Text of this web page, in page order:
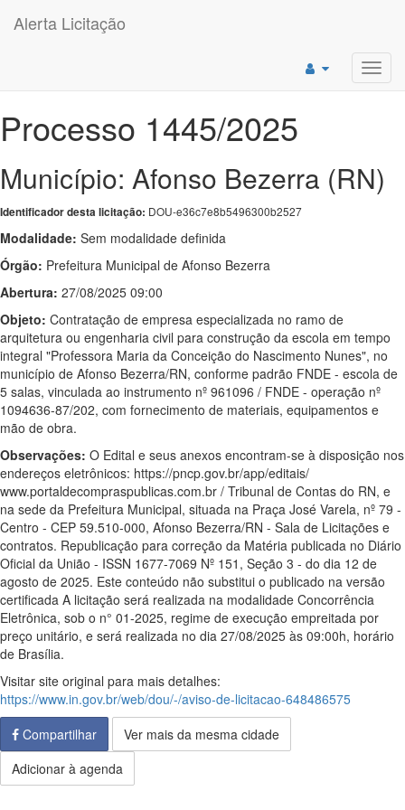
Alerta Licitação
Processo 1445/2025
Município: Afonso Bezerra (RN)
Identificador desta licitação: DOU-e36c7e8b5496300b2527
Modalidade: Sem modalidade definida
Órgão: Prefeitura Municipal de Afonso Bezerra
Abertura: 27/08/2025 09:00
Objeto: Contratação de empresa especializada no ramo de
arquitetura ou engenharia civil para construção da escola em tempo
integral "Professora Maria da Conceição do Nascimento Nunes", no
município de Afonso Bezerra/RN, conforme padrão FNDE - escola de
5 salas, vinculada ao instrumento nº 961096 / FNDE - operação nº
1094636-87/202, com fornecimento de materiais, equipamentos e
mão de obra.
Observações: O Edital e seus anexos encontram-se à disposição nos
endereços eletrônicos: https://pncp.gov.br/app/editais/
www.portaldecompraspublicas.com.br / Tribunal de Contas do RN, e
na sede da Prefeitura Municipal, situada na Praça José Varela, nº 79 -
Centro - CEP 59.510-000, Afonso Bezerra/RN - Sala de Licitações e
contratos. Republicação para correção da Matéria publicada no Diário
Oficial da União - ISSN 1677-7069 Nº 151, Seção 3 - do dia 12 de
agosto de 2025. Este conteúdo não substitui o publicado na versão
certificada A licitação será realizada na modalidade Concorrência
Eletrônica, sob o n° 01-2025, regime de execução empreitada por
preço unitário, e será realizada no dia 27/08/2025 às 09:00h, horário
de Brasília.
Visitar site original para mais detalhes:
https://www.in.gov.br/web/dou/-/aviso-de-licitacao-648486575
Compartilhar
Ver mais da mesma cidade
Adicionar à agenda